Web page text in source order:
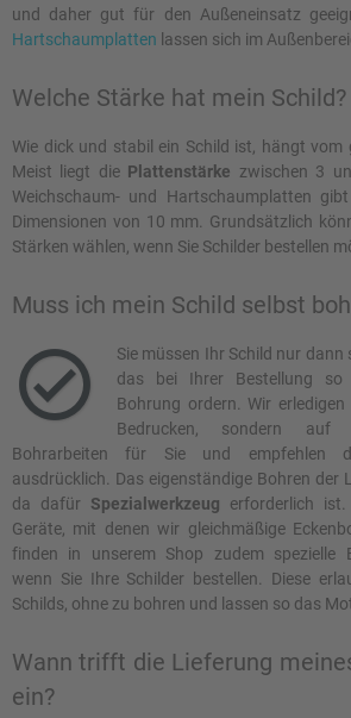
Hartschaumplatten
Welche Stärke hat mein Schild?
Wie dick und stabil ein Schild ist, hängt vom
Meist liegt die Plattenstärke zwischen 3
Weichschaum- und Hartschaumplatten
Dimensionen von 10 mm. Grundsätzlich
Stärken wählen, wenn Sie Schilder bestellen
Muss ich mein Schild selbst
Sie müssen Ihr Schild nur dann
das bei Ihrer Bestellung so wünschen und keine
Bohrung ordern. Wir erledigen nicht nur das Schilder
Bedrucken, sondern auf
Bohrarbeiten für Sie und empfehlen
ausdrücklich. Das eigenständige Bohren der Löcher ist
da dafür Spezialwerkzeug erforderlich ist. Wir
Geräte, mit denen wir gleichmäßige Eckenbohrungen erhalten. Sie
finden in unserem Shop zudem spezielle Befestigungsklammern,
wenn Sie Ihre Schilder bestellen. Diese erlauben die Montage des
Schilds, ohne zu bohren und lassen so
Wann trifft die Lieferung
ein?